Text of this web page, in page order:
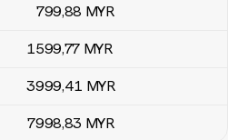
799,88 MYR
1599,77 MYR
3999,41 MYR
7998,83 MYR